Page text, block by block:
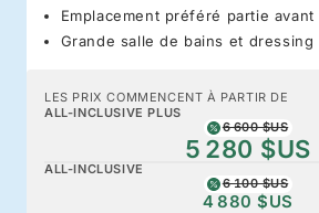
Emplacement préféré partie avant
Grande salle de bains et dressing
LES PRIX COMMENCENT À PARTIR DE
ALL-INCLUSIVE PLUS
6 600 $US
5 280 $US
ALL-INCLUSIVE
6 100 $US
4 880 $US